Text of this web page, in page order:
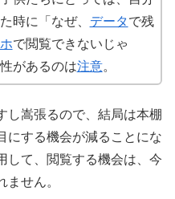
時に「なぜ、 データで残
で閲覧できないじゃ
があるのは注意。
し嵩張るので、結局は本棚
にする機会が減ることにな
して、閲覧する機会は、今
せん。